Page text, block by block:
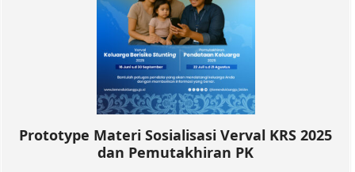
Prototype Materi Sosialisasi Verval KRS 2025
dan Pemutakhiran PK